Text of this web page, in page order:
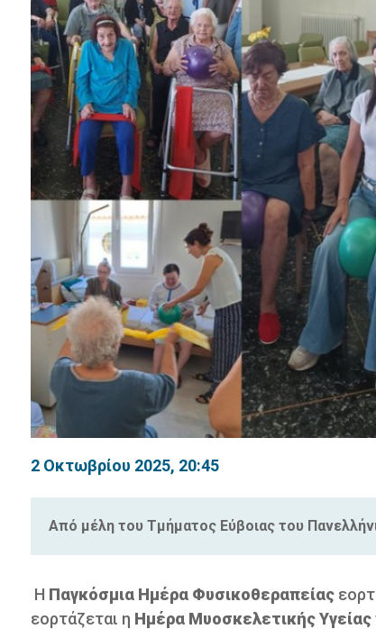
2 Οκτωβρίου 2025, 20:45
Από μέλη του Τμήματος Εύβοιας του
Η Παγκόσμια Ημέρα Φυσικοθεραπείας
εορτάζεται η Ημέρα Μυοσκελετικής Υγείας